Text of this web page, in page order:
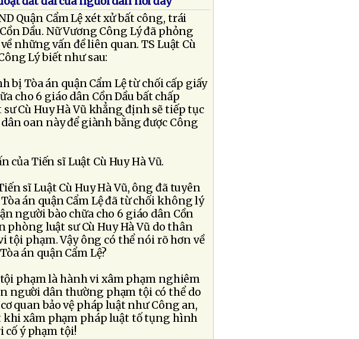
Quận Cẩm Lệ xét xử bất công, trái
Dầu. Nữ Vương Công Lý đã phỏng
những vấn đề liên quan. TS Luật Cù
Lý biết như sau:
bị Tòa án quận Cẩm Lệ từ chối cấp giấy
cho 6 giáo dân Cồn Dầu bất chấp
Cù Huy Hà Vũ khẳng định sẽ tiếp tục
oan này để giành bằng được Công
của Tiến sĩ Luật Cù Huy Hà Vũ.
sĩ Luật Cù Huy Hà Vũ, ông đã tuyên
án quận Cẩm Lệ đã từ chối không lý
người bào chữa cho 6 giáo dân Cồn
phòng luật sư Cù Huy Hà Vũ do thân
tội phạm. Vậy ông có thể nói rõ hơn về
án quận Cẩm Lệ?
phạm là hành vi xâm phạm nghiêm
người dân thường phạm tội có thể do
quan bảo vệ pháp luật như Công an,
khi xâm phạm pháp luật tố tụng hình
ý phạm tội!